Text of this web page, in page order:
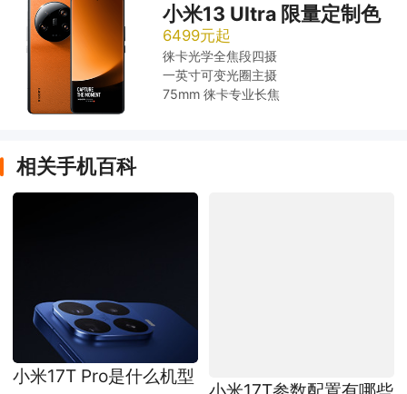
小米13 Ultra 限量定制色
6499元起
徕卡光学全焦段四摄
一英寸可变光圈主摄
75mm 徕卡专业长焦
相关手机百科
小米17T Pro是什么机型